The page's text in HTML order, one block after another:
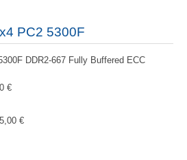
PC2 5300F
DDR2-667 Fully Buffered ECC
€
€